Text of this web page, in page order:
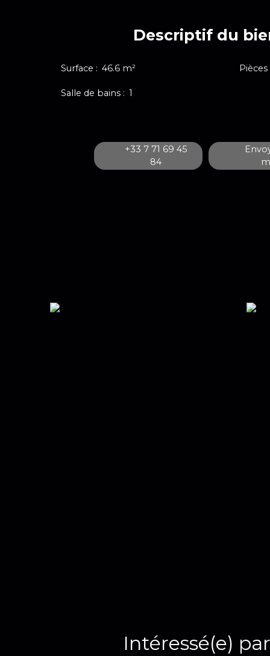
Descriptif du
Surface : 46.6 m² Pièces
Salle de bains : 1
+33 7 71 69 45
84
Intéressé(e)